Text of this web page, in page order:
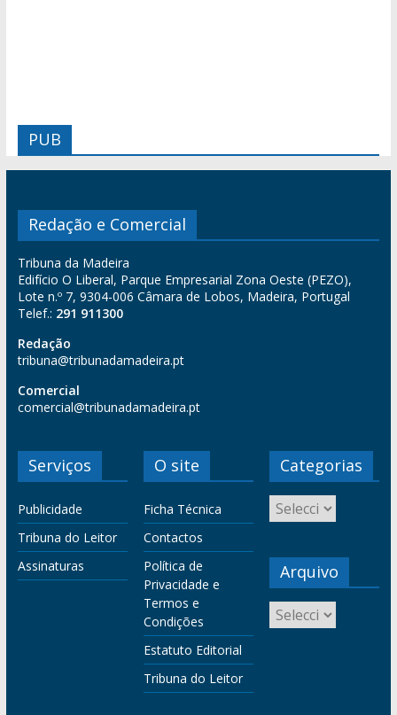
PUB
Redação e Comercial
Tribuna da Madeira
Edifício O Liberal, Parque Empresarial Zona Oeste (PEZO),
Lote n.º 7, 9304-006 Câmara de Lobos, Madeira, Portugal
Telef.: 291 911300
Redação
tribuna@tribunadamadeira.pt
Comercial
comercial@tribunadamadeira.pt
Serviços
Publicidade
Tribuna do Leitor
Assinaturas
O site
Ficha Técnica
Contactos
Política de
Privacidade e
Termos e
Condições
Estatuto Editorial
Tribuna do Leitor
Categorias
Arquivo